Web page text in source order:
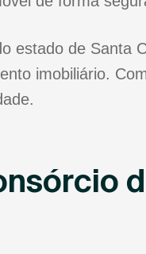
estado de Santa
imobiliário.